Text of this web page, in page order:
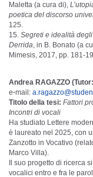
Maletta (a cura di),
poetica del discorso
125.
Segreti e idealità
Derrida, in B. Bonato (a
Mimesis, 2017, pp. 181-
Andrea RAGAZZO
e-mail:
Titolo della tesi: Fattori
Incontri di vocali
Ha studiato Lettere
è laureato nel 2025, con
Zanzotto in Vocativo
Marco Villa).
Il suo progetto di ricerca
vocalici entro e fra le